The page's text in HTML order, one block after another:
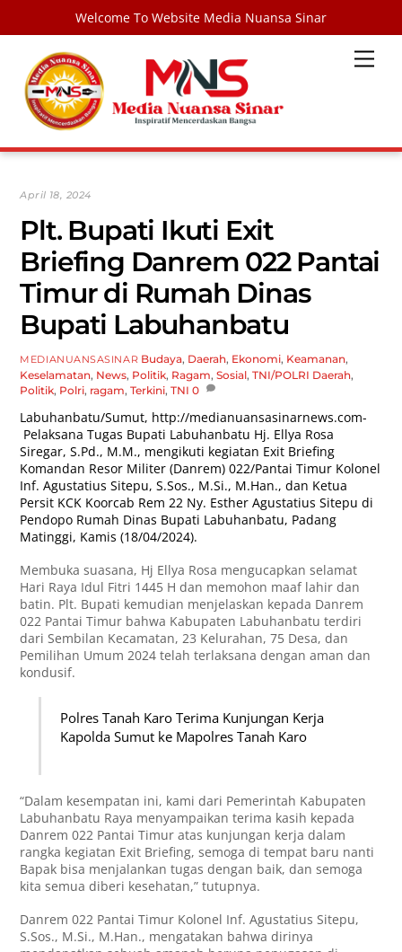
Welcome To Website Media Nuansa Sinar
content
April 18, 2024
Plt. Bupati Ikuti Exit
Briefing Danrem 022 Pantai
Timur di Rumah Dinas
Bupati Labuhanbatu
MEDIANUANSASINAR Budaya, Daerah, Ekonomi, Keamanan,
Keselamatan, News, Politik, Ragam,Sosial,TNI/POLRI Daerah,
Politik, Polri, ragam,Terkini,TNI 0
Labuhanbatu/Sumut, http://medianuansasinarnews.com-
Pelaksana Tugas Bupati Labuhanbatu Hj. Ellya Rosa
Siregar, S.Pd., M.M., mengikuti kegiatan Exit Briefing
Komandan Resor Militer (Danrem) 022/Pantai Timur Kolonel
Inf. Agustatius Sitepu, S.Sos., M.Si., M.Han., dan Ketua
Persit KCK Koorcab Rem 22 Ny. Esther Agustatius Sitepu di
Pendopo Rumah Dinas Bupati Labuhanbatu, Padang
Matinggi, Kamis (18/04/2024).
Membuka suasana, Hj Ellya Rosa mengucapkan selamat
Hari Raya Idul Fitri 1445 H dan memohon maaf lahir dan
batin. Plt. Bupati kemudian menjelaskan kepada Danrem
022 Pantai Timur bahwa Kabupaten Labuhanbatu terdiri
dari Sembilan Kecamatan, 23 Kelurahan, 75 Desa, dan
Pemilihan Umum 2024 telah terlaksana dengan aman dan
kondusif.
Polres Tanah Karo Terima Kunjungan Kerja
Kapolda Sumut ke Mapolres Tanah Karo
“Dalam kesempatan ini, kami dari Pemerintah Kabupaten
Labuhanbatu Raya menyampaikan terima kasih kepada
Danrem 022 Pantai Timur atas kunjungan kerja dalam
rangka kegiatan Exit Briefing, semoga di tempat baru nanti
Bapak bisa menjalankan tugas dengan baik, dan semoga
kita semua diberi kesehatan,” tutupnya.
Danrem 022 Pantai Timur Kolonel Inf. Agustatius Sitepu,
S.Sos., M.Si., M.Han., mengatakan bahwa dirinya